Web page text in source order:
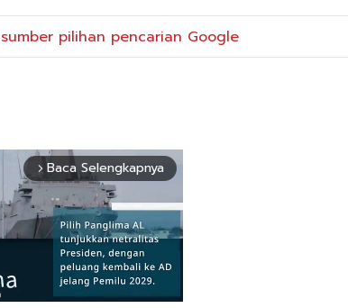
sumber pilihan pencarian Google
arrow_forward_ios Baca Selengkapnya